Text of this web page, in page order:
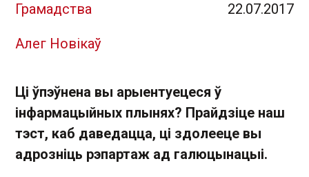
Грамадства 22.07.2017
Алег Новікаў
Ці ўпэўнена вы арыентуецеся ў
інфармацыйных плынях? Прайдзіце наш
тэст, каб даведацца, ці здолееце вы
адрозніць рэпартаж ад галюцынацыі.